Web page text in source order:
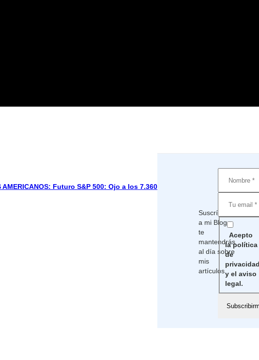
AMERICANOS: Futuro S&P 500: Ojo a los 7.360
Suscríbete
a mi Blog,
te
mantendrás
al día sobre
mis
artículos
Acepto
la política
de
y el aviso
legal.